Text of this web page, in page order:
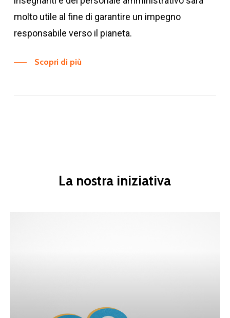
molto utile al fine di garantire un impegno
responsabile verso il pianeta.
Scopri di più
La nostra iniziativa